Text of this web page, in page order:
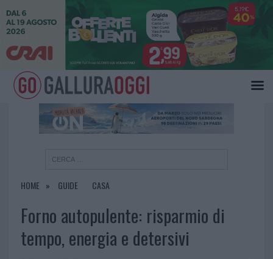
HOME GUIDE CASA
Forno autopulente: risparmio di
tempo, energia e detersivi
×